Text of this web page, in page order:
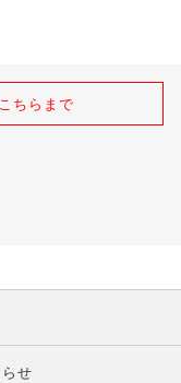
ちらまで
せ